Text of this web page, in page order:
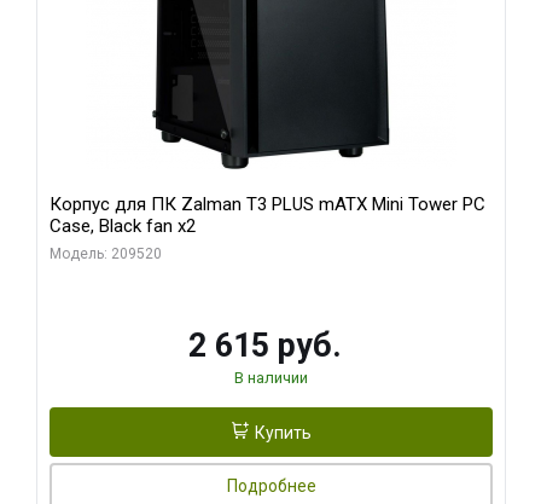
Корпус для ПК Zalman T3 PLUS mATX Mini Tower PC
Case, Black fan x2
Модель: 209520
2 615 руб.
В наличии
Купить
Подробнее